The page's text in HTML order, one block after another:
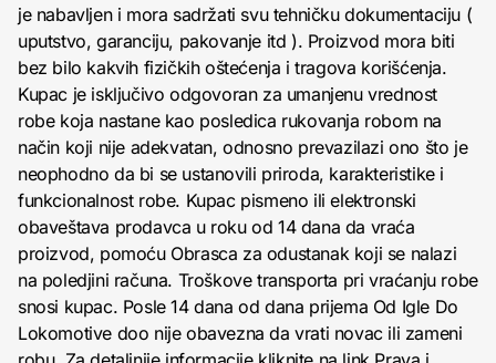
je nabavljen i mora sadržati svu tehničku dokumentaciju (
uputstvo, garanciju, pakovanje itd ). Proizvod mora biti
bez bilo kakvih fizičkih oštećenja i tragova korišćenja.
Kupac je isključivo odgovoran za umanjenu vrednost
robe koja nastane kao posledica rukovanja robom na
način koji nije adekvatan, odnosno prevazilazi ono što je
neophodno da bi se ustanovili priroda, karakteristike i
funkcionalnost robe. Kupac pismeno ili elektronski
obaveštava prodavca u roku od 14 dana da vraća
proizvod, pomoću Obrasca za odustanak koji se nalazi
na poledjini računa. Troškove transporta pri vraćanju robe
snosi kupac. Posle 14 dana od dana prijema Od Igle Do
Lokomotive doo nije obavezna da vrati novac ili zameni